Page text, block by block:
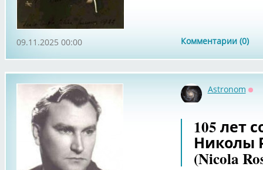
Комментарии (0)
09.11.2025 00:00
Astronom
105 лет
Николы
(Nicola